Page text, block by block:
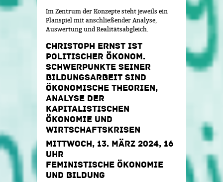
Im Zentrum der Konzepte steht jeweils ein
Planspiel mit anschließender Analyse,
Auswertung und Realitätsabgleich.
CHRISTOPH ERNST IST
POLITISCHER ÖKONOM.
SCHWERPUNKTE SEINER
BILDUNGSARBEIT SIND
ÖKONOMISCHE THEORIEN,
ANALYSE DER
KAPITALISTISCHEN
ÖKONOMIE UND
WIRTSCHAFTSKRISEN
MITTWOCH, 13. MÄRZ 2024, 16
UHR
FEMINISTISCHE ÖKONOMIE
UND BILDUNG